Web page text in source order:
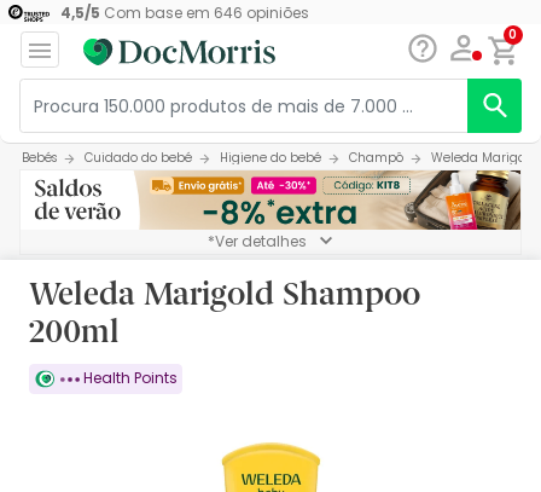
4,5/5 Com base em 646 opiniões
0
Bebés Cuidado do bebé Higiene do bebé Champô Weleda
*Ver detalhes
Weleda Marigold Shampoo
200ml
Health Points